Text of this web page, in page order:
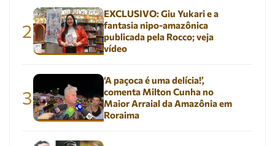
2
EXCLUSIVO: Giu Yukari e a
fantasia nipo-amazônica
publicada pela Rocco; veja
vídeo
3
‘A paçoca é uma delícia!’,
comenta Milton Cunha no
Maior Arraial da Amazônia em
Roraima